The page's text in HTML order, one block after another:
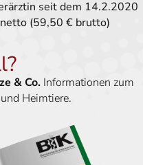
seit dem 14.2.2020
(59,50 € brutto)
& Co. Informationen zum
Heimtiere.